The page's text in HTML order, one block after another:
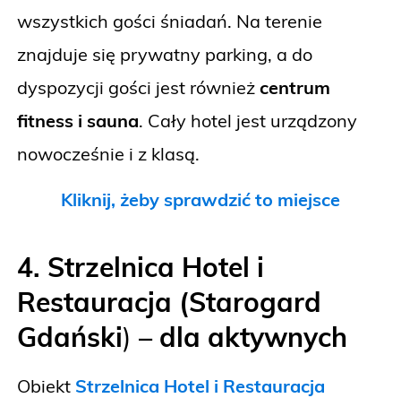
wszystkich gości śniadań. Na terenie
znajduje się prywatny parking, a do
dyspozycji gości jest również centrum
fitness i sauna. Cały hotel jest urządzony
nowocześnie i z klasą.
Kliknij, żeby sprawdzić to miejsce
4. Strzelnica Hotel i
Restauracja (Starogard
Gdański) – dla aktywnych
Obiekt Strzelnica Hotel i Restauracja